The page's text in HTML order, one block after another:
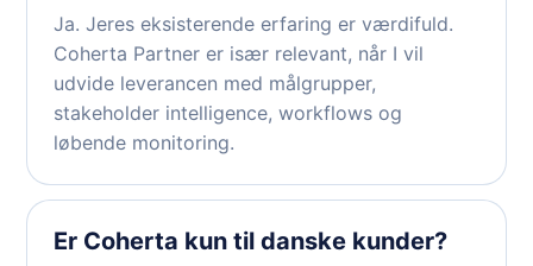
Ja. Jeres eksisterende erfaring er værdifuld.
Coherta Partner er især relevant, når I vil
udvide leverancen med målgrupper,
stakeholder intelligence, workflows og
løbende monitoring.
Er Coherta kun til danske kunder?